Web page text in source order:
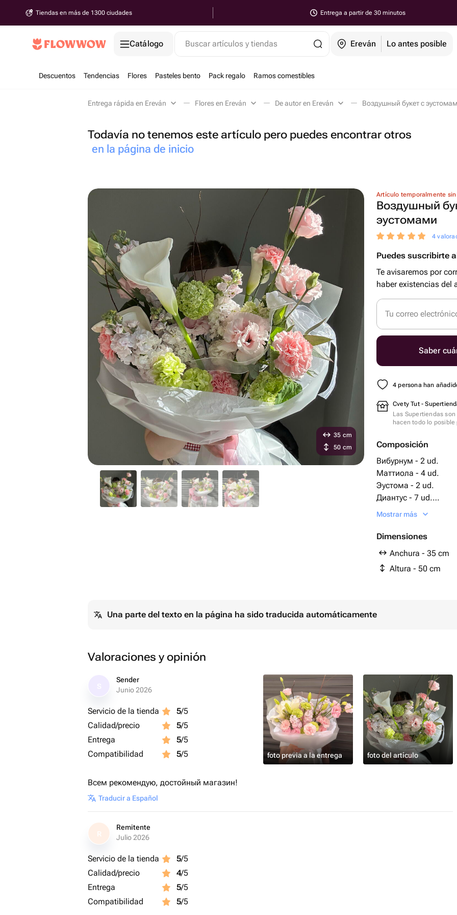
Tiendas en más de 1300 ciudades Entrega a partir de 30 minutos
Catálogo Buscar artículos y tiendas Ereván Lo antes posible
Descuentos Tendencias Flores Pasteles bento Pack regalo Ramos comestibles
Entrega rápida en Ereván Flores en Ereván De autor en Ereván Воздушный букет с
Todavía no tenemos este artículo pero puedes encontrar otros
en la página de inicio
Artículo temporalmente
Воздушный
эустомами
4
Puedes suscribirte
Te avisaremos por
haber existencias del
Tu correo
Saber
4 persona han
Cvety Tut -
Las Supertiendas
hacen todo lo
Composición
Вибурнум - 2 ud.
Маттиола - 4 ud.
Эустома - 2 ud.
Диантус - 7 ud.
Cala blanca - 3 ud.
Mostrar más
Dimensiones
Anchura - 35 cm
Altura - 50 cm
35 cm
50 cm
Una parte del texto en la página ha sido traducida automáticamente
Valoraciones y opinión
Sender
Junio 2026
Servicio de la tienda 5/5
Calidad/precio
5/5
Entrega
5/5
Compatibilidad
5/5 foto previa a la entrega foto del artículo
Всем рекомендую, достойный магазин!
Traducir a Español
R
Remitente
Julio 2026
Servicio de la tienda 5/5
Calidad/precio
4/5
Entrega
5/5
Compatibilidad
5/5